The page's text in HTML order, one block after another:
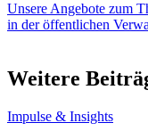
Unsere Angebote zum
in der öffentlichen
Weitere
Impulse & Insights